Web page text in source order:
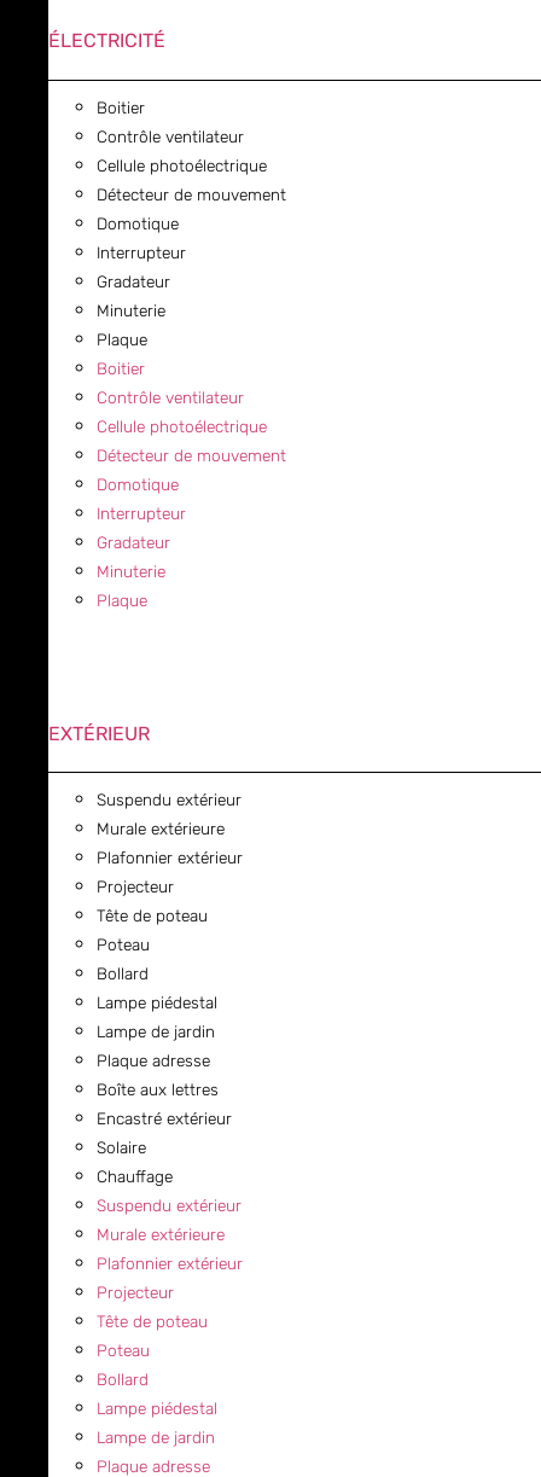
ÉLECTRICITÉ
Boitier
Contrôle ventilateur
Cellule photoélectrique
Détecteur de mouvement
Domotique
Interrupteur
Gradateur
Minuterie
Plaque
Boitier
Contrôle ventilateur
Cellule photoélectrique
Détecteur de mouvement
Domotique
Interrupteur
Gradateur
Minuterie
Plaque
EXTÉRIEUR
Suspendu extérieur
Murale extérieure
Plafonnier extérieur
Projecteur
Tête de poteau
Poteau
Bollard
Lampe piédestal
Lampe de jardin
Plaque adresse
Boîte aux lettres
Encastré extérieur
Solaire
Chauffage
Suspendu extérieur
Murale extérieure
Plafonnier extérieur
Projecteur
Tête de poteau
Poteau
Bollard
Lampe piédestal
Lampe de jardin
Plaque adresse